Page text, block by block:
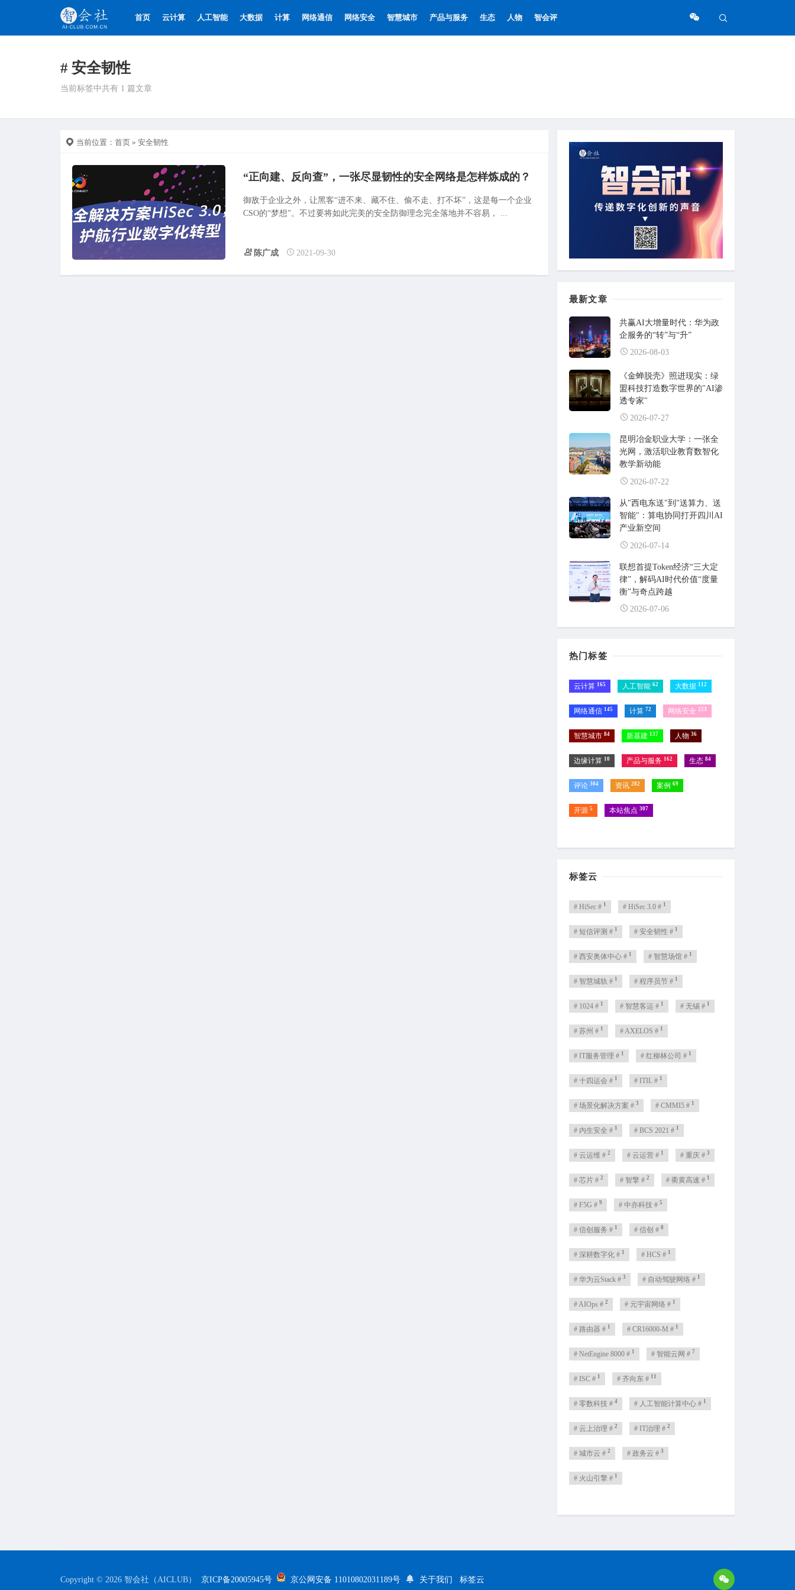
首页 云计算 人工智能 大数据 计算 网络通信 网络安全 智慧城市 产品与服务 生态 人物 智会评
# 安全韧性
当前标签中共有 1 篇文章
当前位置： 首页 » 安全韧性
“正向建、反向查”，一张尽显韧性的安全网络是怎样炼成的？
御敌于企业之外，让黑客“进不来、藏不住、偷不走、打不坏”，这是每一个企业
CSO的“梦想”。不过要将如此完美的安全防御理念完全落地并不容易， ...
陈广成 2021-09-30
最新文章
共赢AI大增量时代：华为政
企服务的“转”与“升”
2026-08-03
《金蝉脱壳》照进现实：绿
盟科技打造数字世界的"AI渗
透专家"
2026-07-27
昆明冶金职业大学：一张全
光网，激活职业教育数智化
教学新动能
2026-07-22
从"西电东送"到"送算力、送
智能"：算电协同打开四川AI
产业新空间
2026-07-14
联想首提Token经济“三大定
律”，解码AI时代价值“度量
衡”与奇点跨越
2026-07-06
热门标签
云计算 165 人工智能 62 大数据 112
网络通信 145 计算 72 网络安全 223
智慧城市 84 新基建 137 人物 36
边缘计算 10 产品与服务 162 生态 84
评论 304 资讯 282 案例 69
开源 5 本站焦点 307
标签云
# HiSec # 1 # HiSec 3.0 # 1
# 短信评测 # 1 # 安全韧性 # 1
# 西安奥体中心 # 1 # 智慧场馆 # 1
# 智慧城轨 # 1 # 程序员节 # 1
# 1024 # 1 # 智慧客运 # 1 # 无锡 # 1
# 苏州 # 1 # AXELOS # 1
# IT服务管理 # 1 # 红柳林公司 # 1
# 十四运会 # 1 # ITIL # 1
# 场景化解决方案 # 3 # CMMI5 # 1
# 内生安全 # 1 # BCS 2021 # 1
# 云运维 # 2 # 云运营 # 1 # 重庆 # 3
# 芯片 # 2 # 智擎 # 2 # 衢黄高速 # 1
# F5G # 9 # 中亦科技 # 5
# 信创服务 # 1 # 信创 # 8
# 深耕数字化 # 1 # HCS # 1
# 华为云Stack # 3 # 自动驾驶网络 # 1
# AIOps # 2 # 元宇宙网络 # 1
# 路由器 # 1 # CR16000-M # 1
# NetEngine 8000 # 1 # 智能云网 # 7
# ISC # 1 # 齐向东 # 11
# 零数科技 # 4 # 人工智能计算中心 # 1
# 云上治理 # 2 # IT治理 # 2
# 城市云 # 2 # 政务云 # 3
# 火山引擎 # 1
Copyright © 2026 智会社（AICLUB） 京ICP备20005945号 京公网安备 11010802031189号 关于我们 标签云